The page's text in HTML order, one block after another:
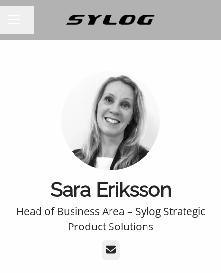
Sara Eriksson
Head of Business Area – Sylog Strategic
Product Solutions
E-post